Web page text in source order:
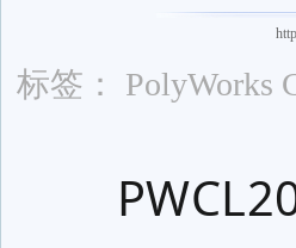
标签： PolyWorks